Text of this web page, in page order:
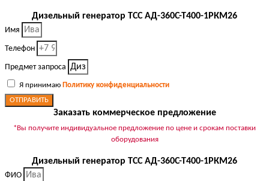
Дизельный генератор ТСС АД-360С-Т400-1РКМ26
Имя
Телефон
Предмет запроса
Я принимаю Политику конфиденциальности
ОТПРАВИТЬ
Заказать коммерческое предложение
*Вы получите индивидуальное предложение по цене и срокам поставки
оборудования
Дизельный генератор ТСС АД-360С-Т400-1РКМ26
ФИО